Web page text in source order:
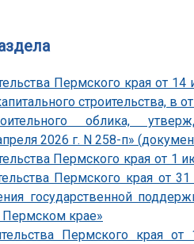
Пермского края от
строительства, в
облика,
2026 г. N 258-п»
Пермского края от 1
Пермского края от
государственной
Пермском крае»
Пермского края